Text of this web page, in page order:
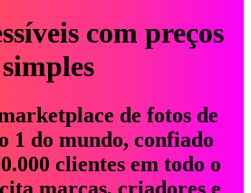
com preços
simples
de fotos de
1 do mundo, confiado
clientes em todo o